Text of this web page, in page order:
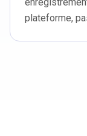
plateforme,